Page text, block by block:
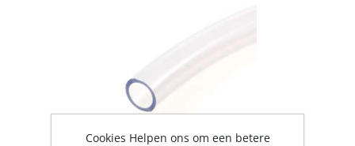
Cookies Helpen ons om een betere